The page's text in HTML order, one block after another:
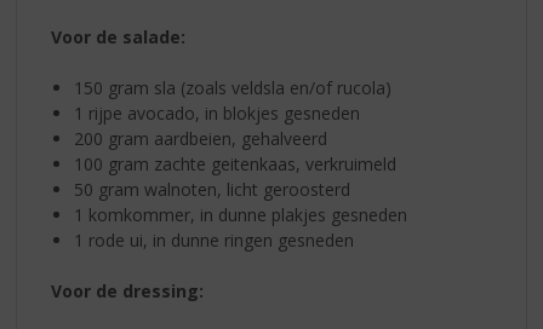
Voor de salade:
150 gram sla (zoals veldsla en/of rucola)
1 rijpe avocado, in blokjes gesneden
200 gram aardbeien, gehalveerd
100 gram zachte geitenkaas, verkruimeld
50 gram walnoten, licht geroosterd
1 komkommer, in dunne plakjes gesneden
1 rode ui, in dunne ringen gesneden
Voor de dressing: